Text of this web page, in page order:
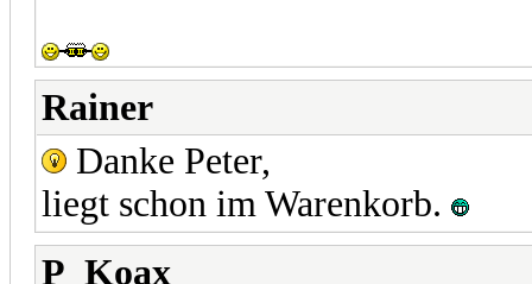
Rainer
Danke Peter,
liegt schon im Warenkorb.
P_Koax